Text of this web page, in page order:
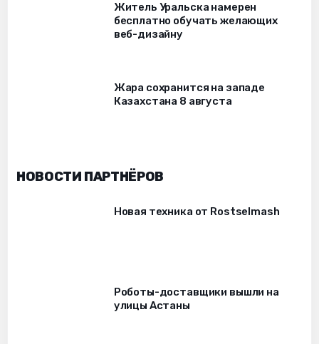
Житель Уральска намерен
бесплатно обучать желающих
веб-дизайну
Жара сохранится на западе
Казахстана 8 августа
НОВОСТИ ПАРТНЁРОВ
Новая техника от Rostselmash
Роботы-доставщики вышли на
улицы Астаны